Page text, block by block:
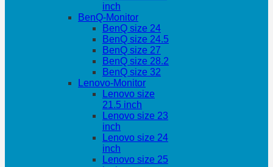
inch
BenQ-Monitor
BenQ size 24
BenQ size 24.5
BenQ size 27
BenQ size 28.2
BenQ size 32
Lenovo-Monitor
Lenovo size
21.5 inch
Lenovo size 23
inch
Lenovo size 24
inch
Lenovo size 25